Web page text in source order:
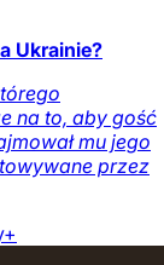
Ukrainie?
na to, aby gość
mu jego
przez